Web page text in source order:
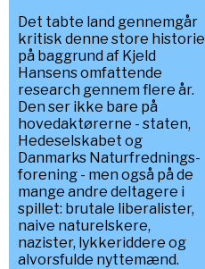
Det tabte land gennemgår
kritisk denne store historie
på baggrund af Kjeld
Hansens omfattende
research gennem flere år.
Den ser ikke bare på
hovedaktørerne - staten,
Hedeselskabet og
Danmarks Naturfrednings-
forening - men også på de
mange andre deltagere i
spillet: brutale liberalister,
naive naturelskere,
nazister, lykkeriddere og
alvorsfulde nyttemænd.